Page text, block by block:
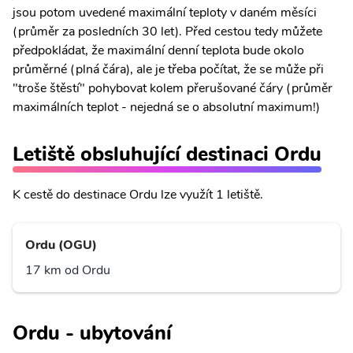
jsou potom uvedené maximální teploty v daném měsíci
(průměr za posledních 30 let). Před cestou tedy můžete
předpokládat, že maximální denní teplota bude okolo
průměrné (plná čára), ale je třeba počítat, že se může při
"troše štěstí" pohybovat kolem přerušované čáry (průměr
maximálních teplot - nejedná se o absolutní maximum!)
Letiště obsluhující destinaci Ordu
K cestě do destinace Ordu lze využít 1 letiště.
Ordu (OGU)
17 km od Ordu
Ordu - ubytování